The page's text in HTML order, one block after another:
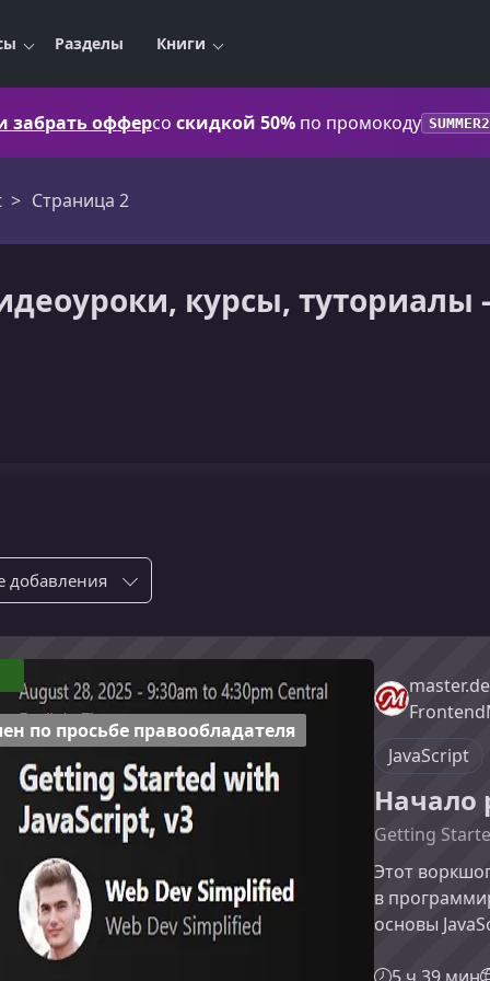
Разделы Книги
забрать офферсо скидкой 50% по промокоду
Страница 2
курсы, туториалы
по:
JavaScript
Начало
Getting
Этот
в
основы
и
по просьбе правообладателя